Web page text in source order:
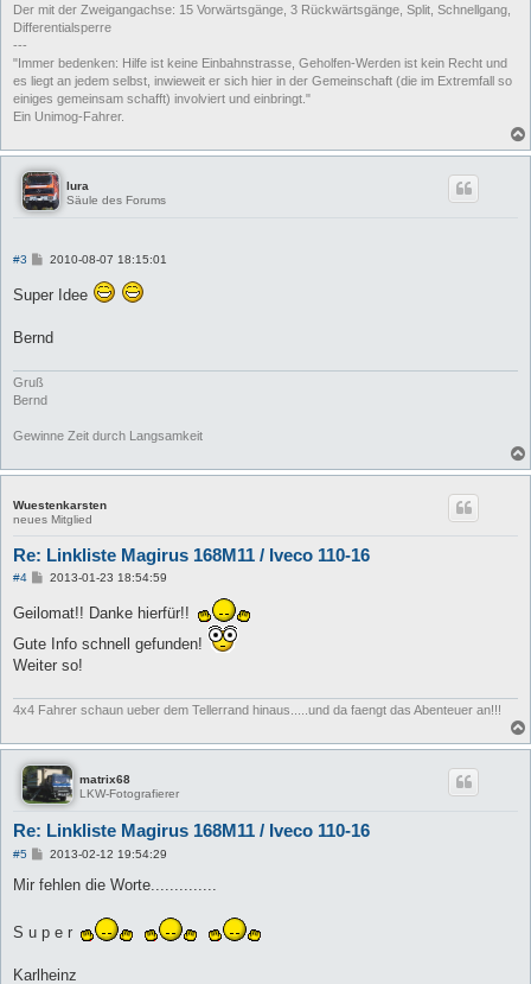
Der mit der Zweigangachse: 15 Vorwärtsgänge, 3 Rückwärtsgänge, Split, Schnellgang,
Differentialsperre
---
"Immer bedenken: Hilfe ist keine Einbahnstrasse, Geholfen-Werden ist kein Recht und
es liegt an jedem selbst, inwieweit er sich hier in der Gemeinschaft (die im Extremfall so
einiges gemeinsam schafft) involviert und einbringt."
Ein Unimog-Fahrer.
lura
Säule des Forums
#3
B
t
a
g
2010-08-07 18:15:01
Super Idee
Bernd
Gruß
Bernd
Gewinne Zeit durch Langsamkeit
Wuestenkarsten
neues Mitglied
Re: Linkliste Magirus 168M11 / Iveco 110-16
#4
B
t
a
g
2013-01-23 18:54:59
Geilomat!! Danke hierfür!!
Gute Info schnell gefunden!
Weiter so!
4x4 Fahrer schaun ueber dem Tellerrand hinaus.....und da faengt das Abenteuer an!!!
matrix68
LKW-Fotografierer
Re: Linkliste Magirus 168M11 / Iveco 110-16
#5
B
i
g
2013-02-12 19:54:29
Mir fehlen die Worte..............
S u p e r
Karlheinz